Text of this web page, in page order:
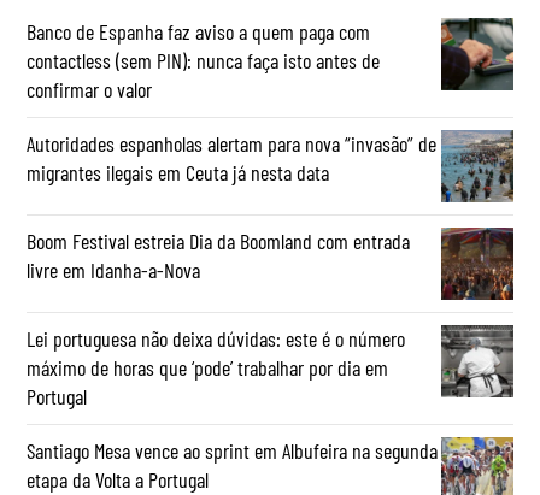
Banco de Espanha faz aviso a quem paga com
contactless (sem PIN): nunca faça isto antes de
confirmar o valor
Autoridades espanholas alertam para nova “invasão” de
migrantes ilegais em Ceuta já nesta data
Boom Festival estreia Dia da Boomland com entrada
livre em Idanha-a-Nova
Lei portuguesa não deixa dúvidas: este é o número
máximo de horas que ‘pode’ trabalhar por dia em
Portugal
Santiago Mesa vence ao sprint em Albufeira na segunda
etapa da Volta a Portugal